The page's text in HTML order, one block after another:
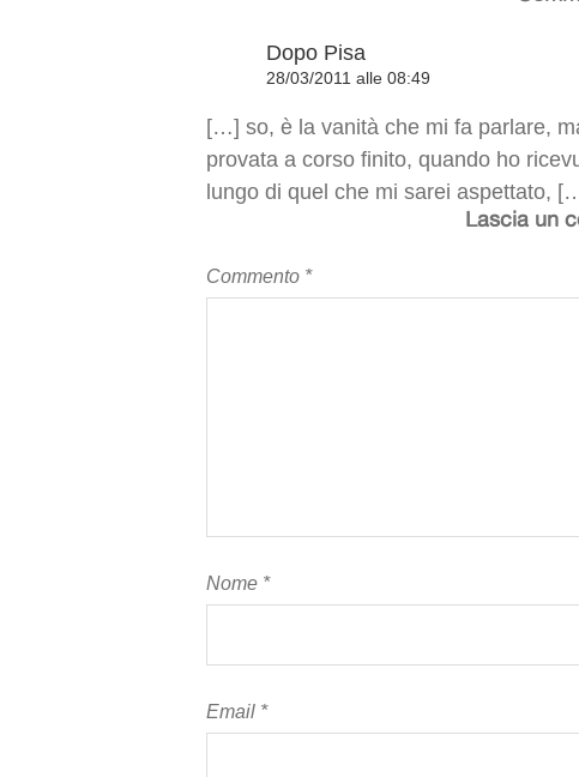
Dopo Pisa
28/03/2011 alle 08:49
[…] so, è la vanità che mi fa parlare,
provata a corso finito, quando ho
lungo di quel che mi sarei aspettato,
Lascia un
Commento *
Nome *
Email *